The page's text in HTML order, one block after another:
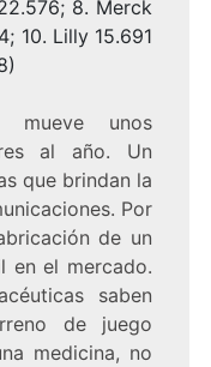
8. Merck
10. Lilly 15.691
mueve unos
al año. Un
que brindan la
Por
de un
en el mercado.
saben
de juego
medicina, no